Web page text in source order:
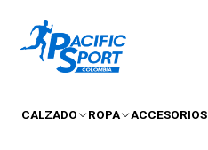
CALZADO ROPA ACCESORIOS